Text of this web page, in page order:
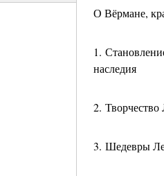
О Вёрмане,
1.
наследия
2.
3. Шедевры